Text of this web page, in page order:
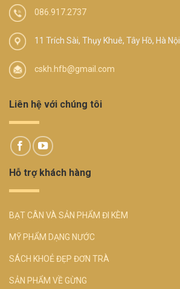
086.917.2737
11 Trích Sài, Thụy Khuê, Tây Hồ, Hà Nội
cskh.hfb@gmail.com
Liên hệ với chúng tôi
Hỗ trợ khách hàng
BẠT CÂN VÀ SẢN PHẨM ĐI KÈM
MỸ PHẨM DẠNG NƯỚC
SÁCH KHOẺ ĐẸP ĐƠN TRÀ
SẢN PHẨM VỀ GỪNG